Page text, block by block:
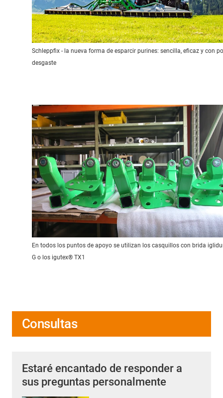
Schleppfix - la nueva forma de esparcir purines: sencilla, eficaz y con
desgaste
En todos los puntos de apoyo se utilizan los casquillos con brida
G o los igutex® TX1
Consultas
Estaré encantado de responder a
sus preguntas personalmente